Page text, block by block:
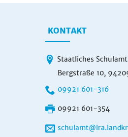
KONTAKT
Staatliches
Bergstraße 10,
09921 601-316
09921 601-354